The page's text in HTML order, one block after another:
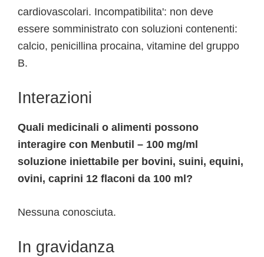
cardiovascolari. Incompatibilita': non deve
essere somministrato con soluzioni contenenti:
calcio, penicillina procaina, vitamine del gruppo
B.
Interazioni
Quali medicinali o alimenti possono
interagire con Menbutil – 100 mg/ml
soluzione iniettabile per bovini, suini, equini,
ovini, caprini 12 flaconi da 100 ml?
Nessuna conosciuta.
In gravidanza